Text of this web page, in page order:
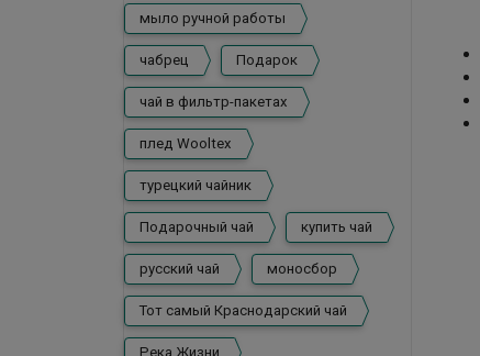
мыло ручной работы
чабрец Подарок
чай в фильтр-пакетах
плед Wooltex
турецкий чайник
Подарочный чай купить чай
русский чай моносбор
Тот самый Краснодарский чай
Река Жизни